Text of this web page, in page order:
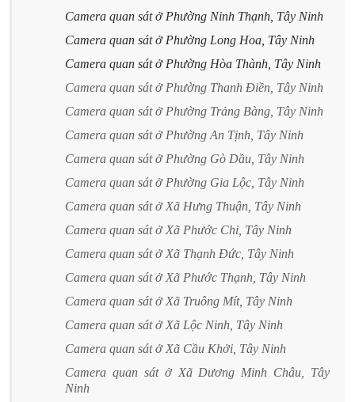
Camera quan sát ở Phường Ninh Thạnh, Tây Ninh
Camera quan sát ở Phường Long Hoa, Tây Ninh
Camera quan sát ở Phường Hòa Thành, Tây Ninh
Camera quan sát ở Phường Thanh Điền, Tây Ninh
Camera quan sát ở Phường Trảng Bàng, Tây Ninh
Camera quan sát ở Phường An Tịnh, Tây Ninh
Camera quan sát ở Phường Gò Dầu, Tây Ninh
Camera quan sát ở Phường Gia Lộc, Tây Ninh
Camera quan sát ở Xã Hưng Thuận, Tây Ninh
Camera quan sát ở Xã Phước Chỉ, Tây Ninh
Camera quan sát ở Xã Thạnh Đức, Tây Ninh
Camera quan sát ở Xã Phước Thạnh, Tây Ninh
Camera quan sát ở Xã Truông Mít, Tây Ninh
Camera quan sát ở Xã Lộc Ninh, Tây Ninh
Camera quan sát ở Xã Cầu Khởi, Tây Ninh
Camera quan sát ở Xã Dương Minh Châu, Tây
Ninh